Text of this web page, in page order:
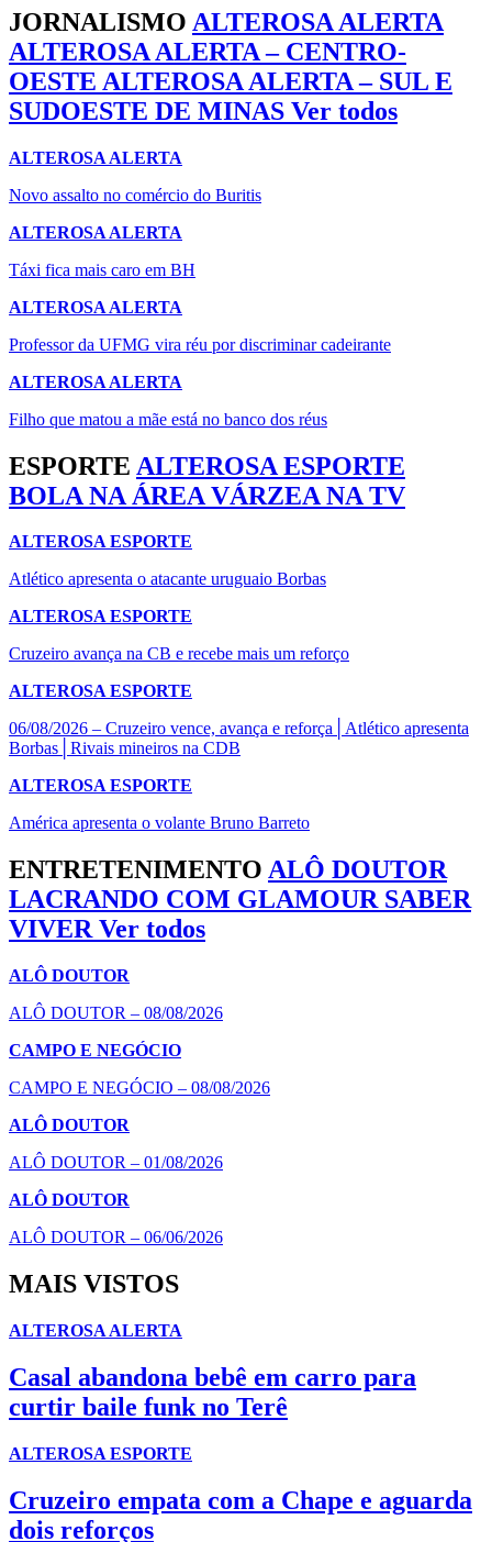
JORNALISMO ALTEROSA ALERTA
ALTEROSA ALERTA – CENTRO-
OESTE ALTEROSA ALERTA – SUL E
SUDOESTE DE MINAS Ver todos
ALTEROSA ALERTA
Novo assalto no comércio do Buritis
ALTEROSA ALERTA
Táxi fica mais caro em BH
ALTEROSA ALERTA
Professor da UFMG vira réu por discriminar cadeirante
ALTEROSA ALERTA
Filho que matou a mãe está no banco dos réus
ESPORTE ALTEROSA ESPORTE
BOLA NA ÁREA VÁRZEA NA TV
ALTEROSA ESPORTE
Atlético apresenta o atacante uruguaio Borbas
ALTEROSA ESPORTE
Cruzeiro avança na CB e recebe mais um reforço
ALTEROSA ESPORTE
06/08/2026 – Cruzeiro vence, avança e reforça│Atlético apresenta
Borbas│Rivais mineiros na CDB
ALTEROSA ESPORTE
América apresenta o volante Bruno Barreto
ENTRETENIMENTO ALÔ DOUTOR
LACRANDO COM GLAMOUR SABER
VIVERVer todos
ALÔ DOUTOR
ALÔ DOUTOR – 08/08/2026
CAMPO E NEGÓCIO
CAMPO E NEGÓCIO – 08/08/2026
ALÔ DOUTOR
ALÔ DOUTOR – 01/08/2026
ALÔ DOUTOR
ALÔ DOUTOR – 06/06/2026
MAIS VISTOS
ALTEROSA ALERTA
Casal abandona bebê em carro para
curtir baile funk no Terê
ALTEROSA ESPORTE
Cruzeiro empata com a Chape e aguarda
dois reforços